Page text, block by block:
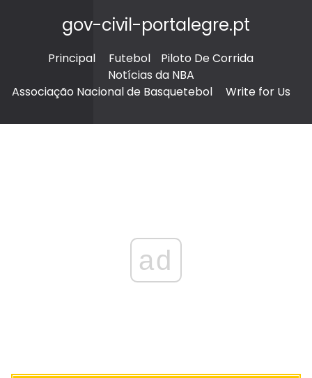
gov-civil-portalegre.pt
Principal Futebol
Piloto De Corrida
Notícias da NBA
Associação Nacional de Basquetebol
Write for Us
ad